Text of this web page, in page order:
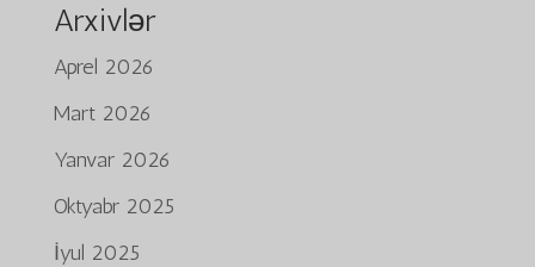
Arxivlər
Aprel 2026
Mart 2026
Yanvar 2026
Oktyabr 2025
İyul 2025